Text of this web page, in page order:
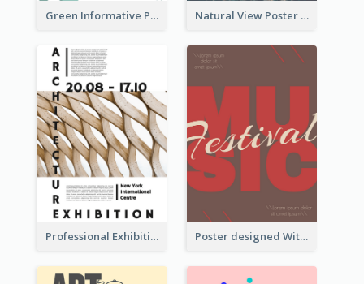
Green Informative Poster Of Celebrity Natural View Poster Of Sunrise
Professional Exhibition Poster With Details Poster designed With Several Types Of Typography